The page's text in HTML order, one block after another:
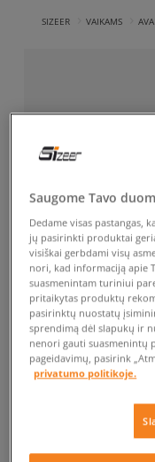
SIZEER VAIKAMS
Saugome Tavo
Dedame visas pastangas,
jų pasirinkti produktai
visiškai gerbdami visų
nori, kad informaciją apie
suasmenintam turiniui
pritaikytas produktų
pasirinktų nuostatų
sprendimą dėl slapukų ir
nenori gauti suasmenintų
pageidavimų, pasirink
privatumo politikoje.